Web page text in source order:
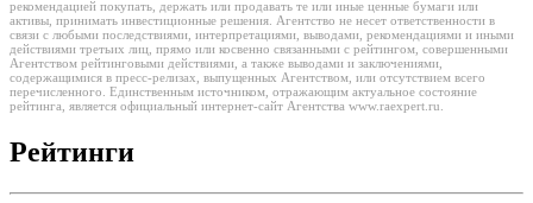
рекомендацией покупать, держать или продавать те или иные ценные бумаги или
активы, принимать инвестиционные решения. Агентство не несет ответственности в
связи с любыми последствиями, интерпретациями, выводами, рекомендациями и иными
действиями третьих лиц, прямо или косвенно связанными с рейтингом, совершенными
Агентством рейтинговыми действиями, а также выводами и заключениями,
содержащимися в пресс-релизах, выпущенных Агентством, или отсутствием всего
перечисленного. Единственным источником, отражающим актуальное состояние
рейтинга, является официальный интернет-сайт Агентства www.raexpert.ru.
Рейтинги